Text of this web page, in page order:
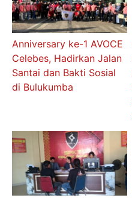
Anniversary ke-1 AVOCE
Celebes, Hadirkan Jalan
Santai dan Bakti Sosial
di Bulukumba